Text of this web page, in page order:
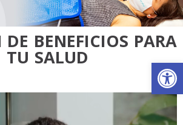
BENEFICIOS PARA
TU SALUD